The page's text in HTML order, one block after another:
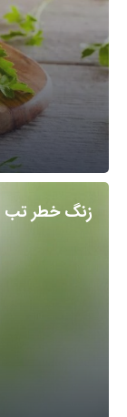
زنگ خطر تب دنگی؛ ۱۰۰۴ نفر